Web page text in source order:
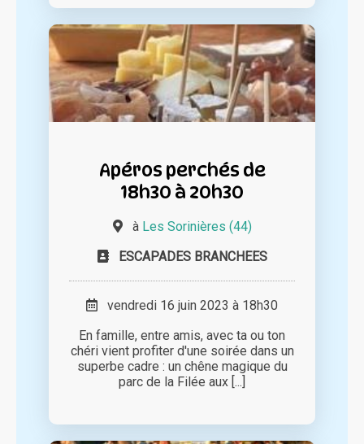
Apéros perchés de
18h30 à 20h30
à Les Sorinières (44)
ESCAPADES BRANCHEES
vendredi 16 juin 2023 à 18h30
En famille, entre amis, avec ta ou ton
chéri vient profiter d'une soirée dans un
superbe cadre : un chêne magique du
parc de la Filée aux [...]